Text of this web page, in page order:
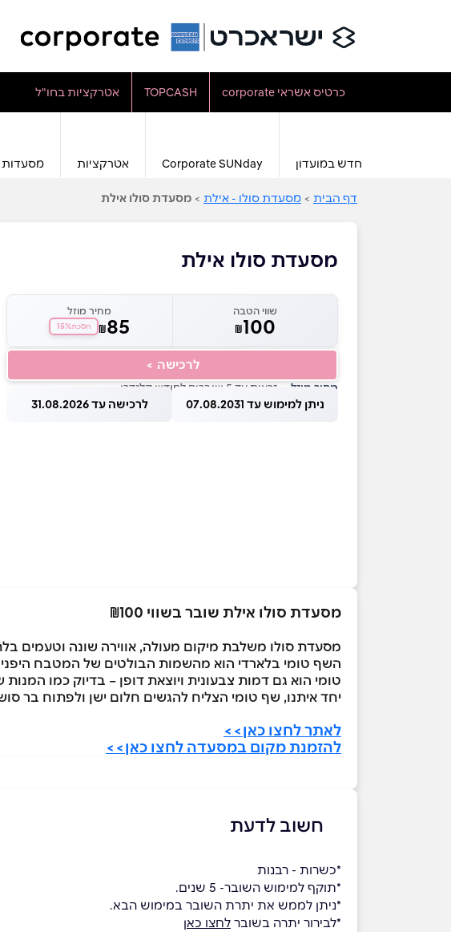
כרטיס אשראי corporate TOPCASH אטרקציות בחו"ל
חדש במועדון Corporate SUNday אטרקציות מסעדות
דף הבית > מסעדת סולו - אילת > מסעדת סולו אילת
מסעדת סולו אילת
שווי הטבה
₪100
מחיר מוזל
₪85 חסכת15%
לרכישה >
מחיר מוזל — זכאות עד 5 שוברים לחודש קלנדרי
ניתן למימוש עד 07.08.2031 לרכישה עד 31.08.2026
מסעדת סולו אילת שובר בשווי ₪100
מסעדת סולו משלבת מיקום מעולה, אווירה שונה וטעמים
השף טומי בלארדי הוא מהשמות הבולטים של המטבח
טומי הוא גם דמות צבעונית ויוצאת דופן – בדיוק כמו המנות
יחד איתנו, שף טומי הצליח להגשים חלום ישן ולפתוח בר
לאתר לחצו כאן>>
להזמנת מקום במסעדה לחצו כאן>>
חשוב לדעת
*כשרות - רבנות
*תוקף למימוש השובר- 5 שנים.
*ניתן לממש את יתרת השובר במימוש הבא.
*לבירור יתרה בשובר לחצו כאן